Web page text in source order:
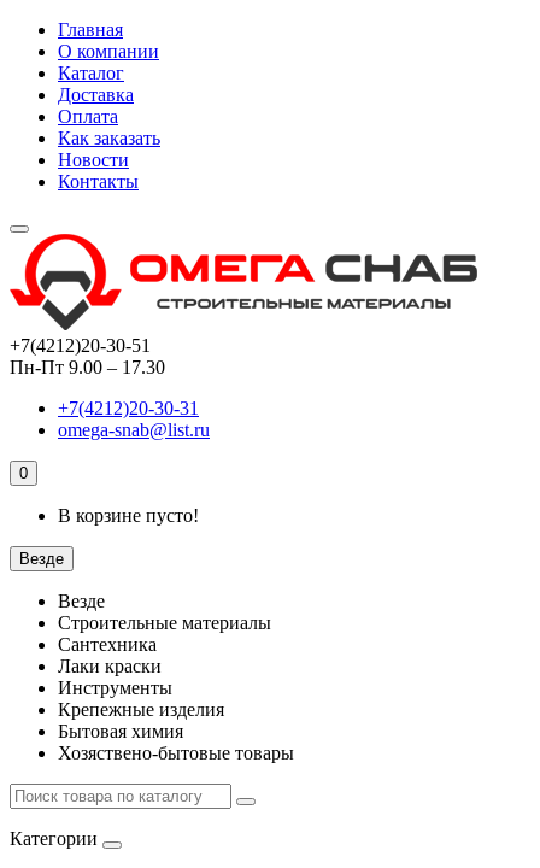
Главная
О компании
Каталог
Доставка
Оплата
Как заказать
Новости
Контакты
+7(4212)20-30-51
Пн-Пт 9.00 – 17.30
+7(4212)20-30-31
omega-snab@list.ru
0
В корзине пусто!
Везде
Везде
Строительные материалы
Сантехника
Лаки краски
Инструменты
Крепежные изделия
Бытовая химия
Хозяствено-бытовые товары
Категории